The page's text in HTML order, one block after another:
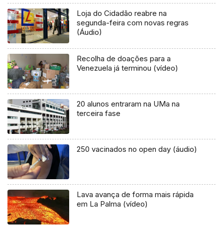
Loja do Cidadão reabre na
segunda-feira com novas regras
(Áudio)
Recolha de doações para a
Venezuela já terminou (vídeo)
20 alunos entraram na UMa na
terceira fase
250 vacinados no open day (áudio)
Lava avança de forma mais rápida
em La Palma (vídeo)